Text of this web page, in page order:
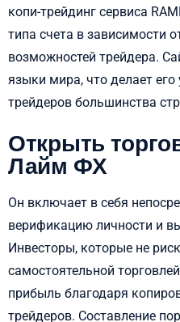
копи-трейдинг сервиса
типа счета в зависимости
возможностей трейдера.
языки мира, что делает
трейдеров большинства
Открыть
Лайм ФХ
Он включает в себя
верификацию личности и
Инвесторы, которые не
самостоятельной
прибыль благодаря
трейдеров. Составление